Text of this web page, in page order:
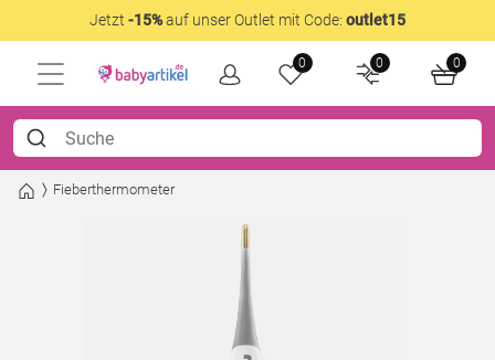
Jetzt -15%auf unser Outlet mit Code: outlet15
0 0 0
Fieberthermometer